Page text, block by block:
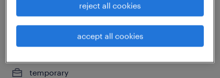
物流・ロジスティクスの仕分け・ピッキン
グ・梱包、検品
temporary
reject all cookies
accept all cookies